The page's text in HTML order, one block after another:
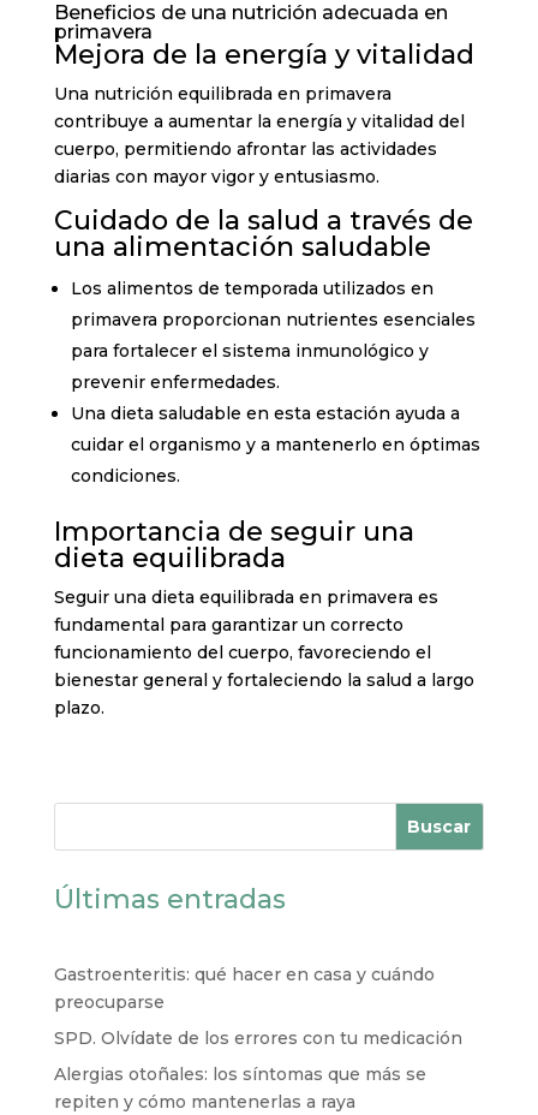
Beneficios de una nutrición adecuada en
primavera
Mejora de la energía y vitalidad
Una nutrición equilibrada en primavera
contribuye a aumentar la energía y vitalidad del
cuerpo, permitiendo afrontar las actividades
diarias con mayor vigor y entusiasmo.
Cuidado de la salud a través de
una alimentación saludable
Los alimentos de temporada utilizados en
primavera proporcionan nutrientes esenciales
para fortalecer el sistema inmunológico y
prevenir enfermedades.
Una dieta saludable en esta estación ayuda a
cuidar el organismo y a mantenerlo en óptimas
condiciones.
Importancia de seguir una
dieta equilibrada
Seguir una dieta equilibrada en primavera es
fundamental para garantizar un correcto
funcionamiento del cuerpo, favoreciendo el
bienestar general y fortaleciendo la salud a largo
plazo.
Buscar
Últimas entradas
Gastroenteritis: qué hacer en casa y cuándo
preocuparse
SPD. Olvídate de los errores con tu medicación
Alergias otoñales: los síntomas que más se
repiten y cómo mantenerlas a raya